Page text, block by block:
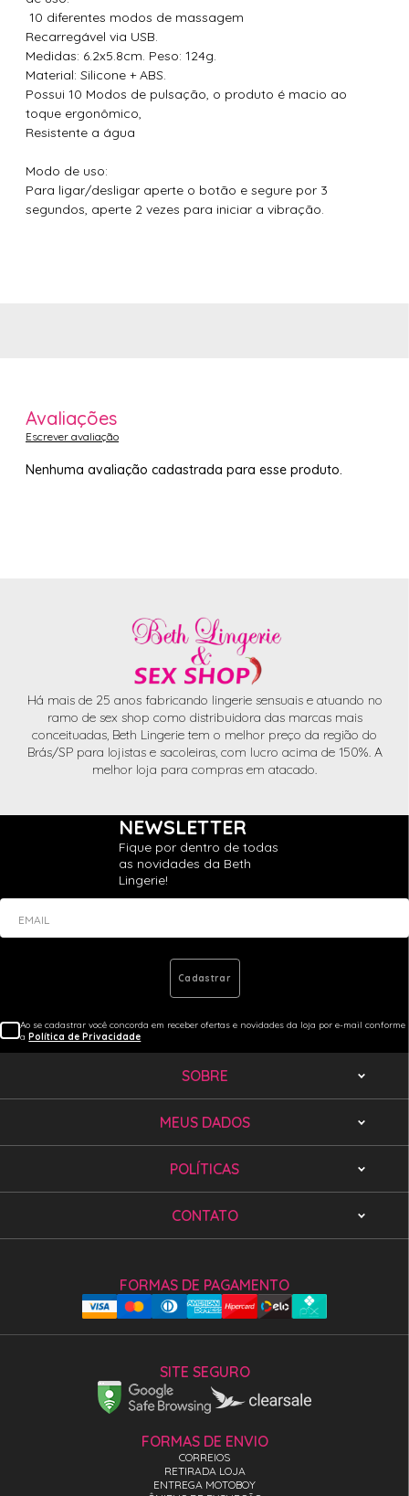
10 diferentes modos de massagem
Recarregável via USB.
Medidas: 6.2x5.8cm. Peso: 124g.
Material: Silicone + ABS.
Possui 10 Modos de pulsação, o produto é macio ao
toque ergonômico,
Resistente a água
Modo de uso:
Para ligar/desligar aperte o botão e segure por 3
segundos, aperte 2 vezes para iniciar a vibração.
Avaliações
Escrever avaliação
Nenhuma avaliação cadastrada para esse produto.
Há mais de 25 anos fabricando lingerie sensuais e atuando no
ramo de sex shop como distribuidora das marcas mais
conceituadas, Beth Lingerie tem o melhor preço da região do
Brás/SP para lojistas e sacoleiras, com lucro acima de 150%. A
melhor loja para compras em atacado.
NEWSLETTER
Fique por dentro de todas
as novidades da Beth
Lingerie!
EMAIL
Cadastrar
Ao se cadastrar você concorda em receber ofertas e novidades da loja por e-mail conforme
aPolítica de Privacidade
SOBRE
MEUS DADOS
POLÍTICAS
CONTATO
SITE SEGURO
FORMAS DE PAGAMENTO
FORMAS DE ENVIO
CORREIOS
RETIRADA LOJA
ENTREGA MOTOBOY